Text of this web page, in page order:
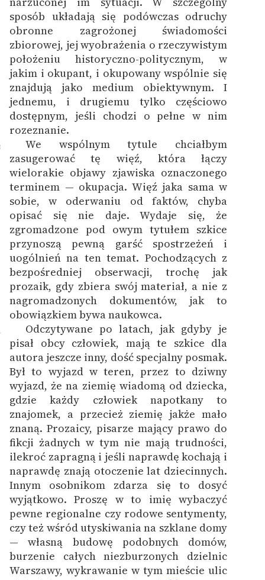
sposób układają się podówczas odruchy
obronne zagrożonej świadomości
zbiorowej, jej wyobrażenia o rzeczywistym
położeniu historyczno-politycznym, w
jakim i okupant, i okupowany wspólnie się
znajdują jako medium obiektywnym. I
jednemu, i drugiemu tylko częściowo
dostępnym, jeśli chodzi o pełne w nim
rozeznanie.
We wspólnym tytule chciałbym
zasugerować tę więź, która łączy
wielorakie objawy zjawiska oznaczonego
terminem — okupacja. Więź jaka sama w
sobie, w oderwaniu od faktów, chyba
opisać się nie daje. Wydaje się, że
zgromadzone pod owym tytułem szkice
przynoszą pewną garść spostrzeżeń i
uogólnień na ten temat. Pochodzących z
bezpośredniej obserwacji, trochę jak
prozaik, gdy zbiera swój materiał, a nie z
nagromadzonych dokumentów, jak to
obowiązkiem bywa naukowca.
Odczytywane po latach, jak gdyby je
pisał obcy człowiek, mają te szkice dla
autora jeszcze inny, dość specjalny posmak.
Był to wyjazd w teren, przez to dziwny
wyjazd, że na ziemię wiadomą od dziecka,
gdzie każdy człowiek napotkany to
znajomek, a przecież ziemię jakże mało
znaną. Prozaicy, pisarze mający prawo do
fikcji żadnych w tym nie mają trudności,
ilekroć zapragną i jeśli naprawdę kochają i
naprawdę znają otoczenie lat dziecinnych.
Innym osobnikom zdarza się to dosyć
wyjątkowo. Proszę w to imię wybaczyć
pewne regionalne czy rodowe sentymenty,
czy też wśród utyskiwania na szklane domy
— własną budowę podobnych domów,
burzenie całych niezburzonych dzielnic
Warszawy, wykrawanie w tym mieście ulic